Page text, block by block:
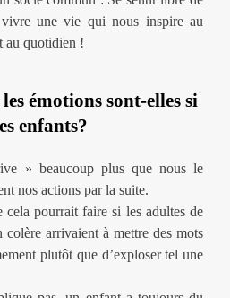
une vie qui nous inspire au
au quotidien !
émotions sont-elles si
enfants?
» beaucoup plus que nous le
nos actions par la suite.
pourrait faire si les adultes de
arrivaient à mettre des mots
plutôt que d’exploser tel une